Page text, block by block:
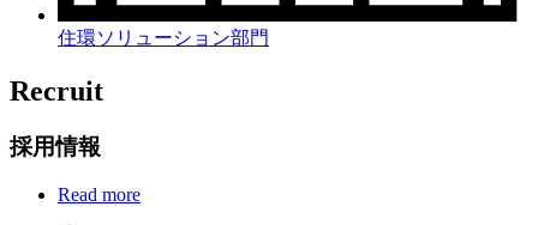
住環ソリューション部門
Recruit
採用情報
Read more